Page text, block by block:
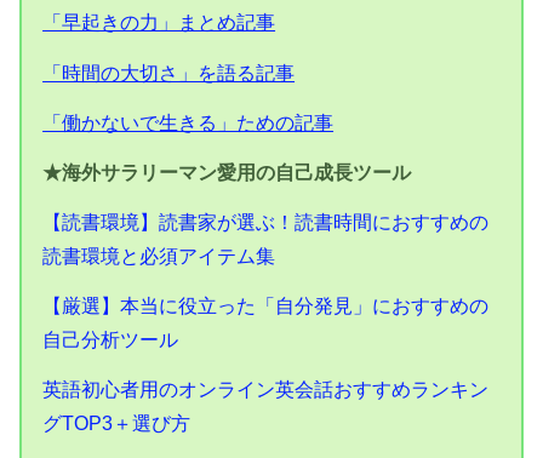
「早起きの力」まとめ記事
「時間の大切さ」を語る記事
「働かないで生きる」ための記事
★海外サラリーマン愛用の自己成長ツール
【読書環境】読書家が選ぶ！読書時間におすすめの
読書環境と必須アイテム集
【厳選】本当に役立った「自分発見」におすすめの
自己分析ツール
英語初心者用のオンライン英会話おすすめランキン
グTOP3＋選び方